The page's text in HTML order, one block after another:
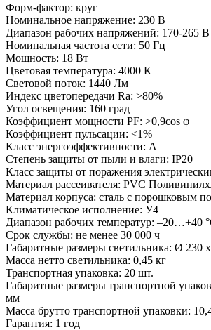
Форм-фактор: круг
Номинальное напряжение: 230 В
Диапазон рабочих напряжений: 170-265 В
Номинальная частота сети: 50 Гц
Мощность: 18 Вт
Цветовая температура: 4000 К
Световой поток: 1440 Лм
Индекс цветопередачи Ra: >80%
Угол освещения: 160 град
Коэффициент мощности PF: >0,9cos φ
Коэффициент пульсации: <1%
Класс энергоэффективности: А
Степень защиты от пыли и влаги: IP20
Класс защиты от поражения
Материал рассеивателя: PVC
Материал корпуса: сталь с порошковым
Климатическое исполнение: У4
Диапазон рабочих температур: –20…+40
Срок службы: не менее 30 000 ч
Габаритные размеры светильника: Ø 230
Масса нетто светильника: 0,45 кг
Транспортная упаковка: 20 шт.
Габаритные размеры транспортной
мм
Масса брутто транспортной упаковки:
Гарантия: 1 год